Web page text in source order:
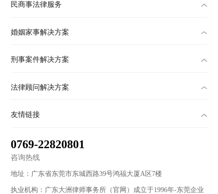
民商事法律服务
婚姻家事解决方案
刑事案件解决方案
法律顾问解决方案
友情链接
0769-22820801
咨询热线
地址：广东省东莞市东城西路39号鸿福大厦A区7楼
执业机构：广东大洲律师事务所（官网）成立于1996年-东莞企业